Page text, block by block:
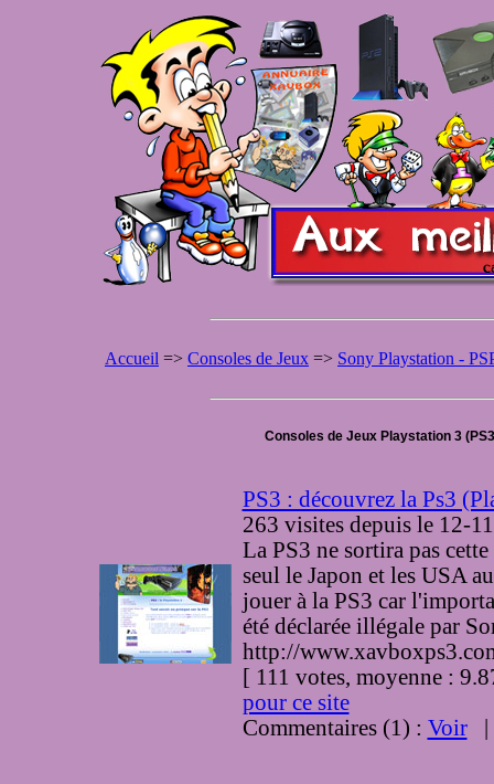
Accueil => Consoles de Jeux => Sony Playstation -
Consoles de Jeux Playstation 3
PS3 : découvrez la Ps3
263 visites depuis le 12-
La PS3 ne sortira pas
seul le Japon et les USA
jouer à la PS3 car
été déclarée illégale par
http://
[ 111 votes, moyenne :
pour ce site
Commentaires (1) : Voir